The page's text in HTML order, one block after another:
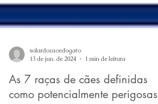
solardocaoedogato
13 de jun. de 2024
1 min de leitura